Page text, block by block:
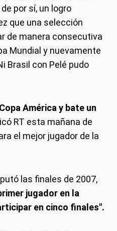
por sí, un logro
que una selección
de manera consecutiva
Mundial y nuevamente
Brasil con Pelé pudo
América y bate un
RT esta mañana de
el mejor jugador de la
las finales de 2007,
jugador en la
en cinco finales".